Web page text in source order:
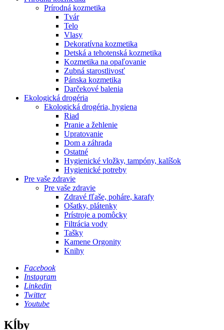
Prírodná kozmetika
Tvár
Telo
Vlasy
Dekoratívna kozmetika
Detská a tehotenská kozmetika
Kozmetika na opaľovanie
Zubná starostlivosť
Pánska kozmetika
Darčekové balenia
Ekologická drogéria
Ekologická drogéria, hygiena
Riad
Pranie a žehlenie
Upratovanie
Dom a záhrada
Ostatné
Hygienické vložky, tampóny, kalíšok
Hygienické potreby
Pre vaše zdravie
Pre vaše zdravie
Zdravé fľaše, poháre, karafy
Ošatky, plátenky
Prístroje a pomôcky
Filtrácia vody
Tašky
Kamene Orgonity
Knihy
Facebook
Instagram
Linkedin
Twitter
Youtube
Kĺby